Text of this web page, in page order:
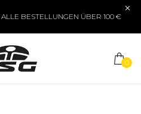
BESTELLUNGEN ÜBER 100 €
0